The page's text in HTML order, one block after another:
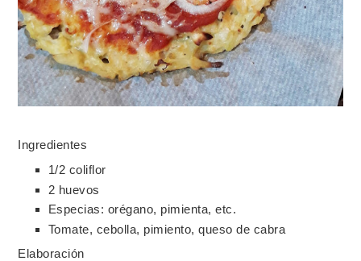
Ingredientes
1/2 coliflor
2 huevos
Especias: orégano, pimienta, etc.
Tomate, cebolla, pimiento, queso de cabra
Elaboración